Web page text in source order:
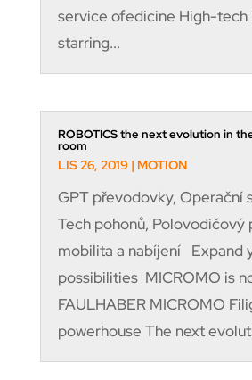
service ofedicine High-tech
starring...
ROBOTICS the next evolution in
room
LIS 26, 2019| MOTION
GPT převodovky, Operační
Tech pohonů, Polovodičový
mobilita a nabíjení Expand
possibilities MICROMO is
FAULHABER MICROMO
powerhouse The next